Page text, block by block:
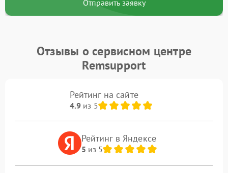
Отправить заявку
Отзывы о сервисном центре
Remsupport
Рейтинг на сайте
4.9из 5
Рейтинг в Яндексе
5 из 5